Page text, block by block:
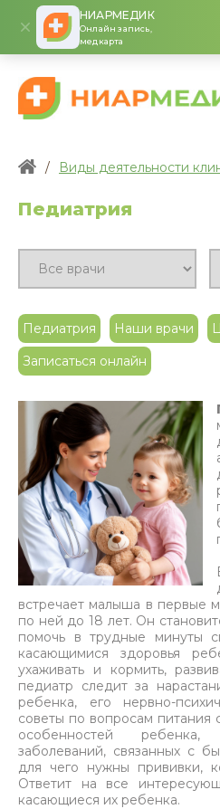
НИАРМЕДИК
Онлайн запись,
медкарта
/ Виды деятельности
Педиатрия
Педиатрия Наши врачи
Записаться онлайн
встречает малыша в первые
по ней до 18 лет. Он
помочь в трудные минуты
касающимися здоровья
ухаживать и кормить,
педиатр следит за
ребенка, его нервно-
советы по вопросам питания
особенностей ребенка,
заболеваний, связанных с
для чего нужны прививки,
Ответит на все
касающиеся их ребенка.